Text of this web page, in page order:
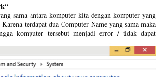
sama antara komputer kita dengan komputer yang
terdapat dua Computer Name yang sama maka
komputer tersebut menjadi error / tidak dapat